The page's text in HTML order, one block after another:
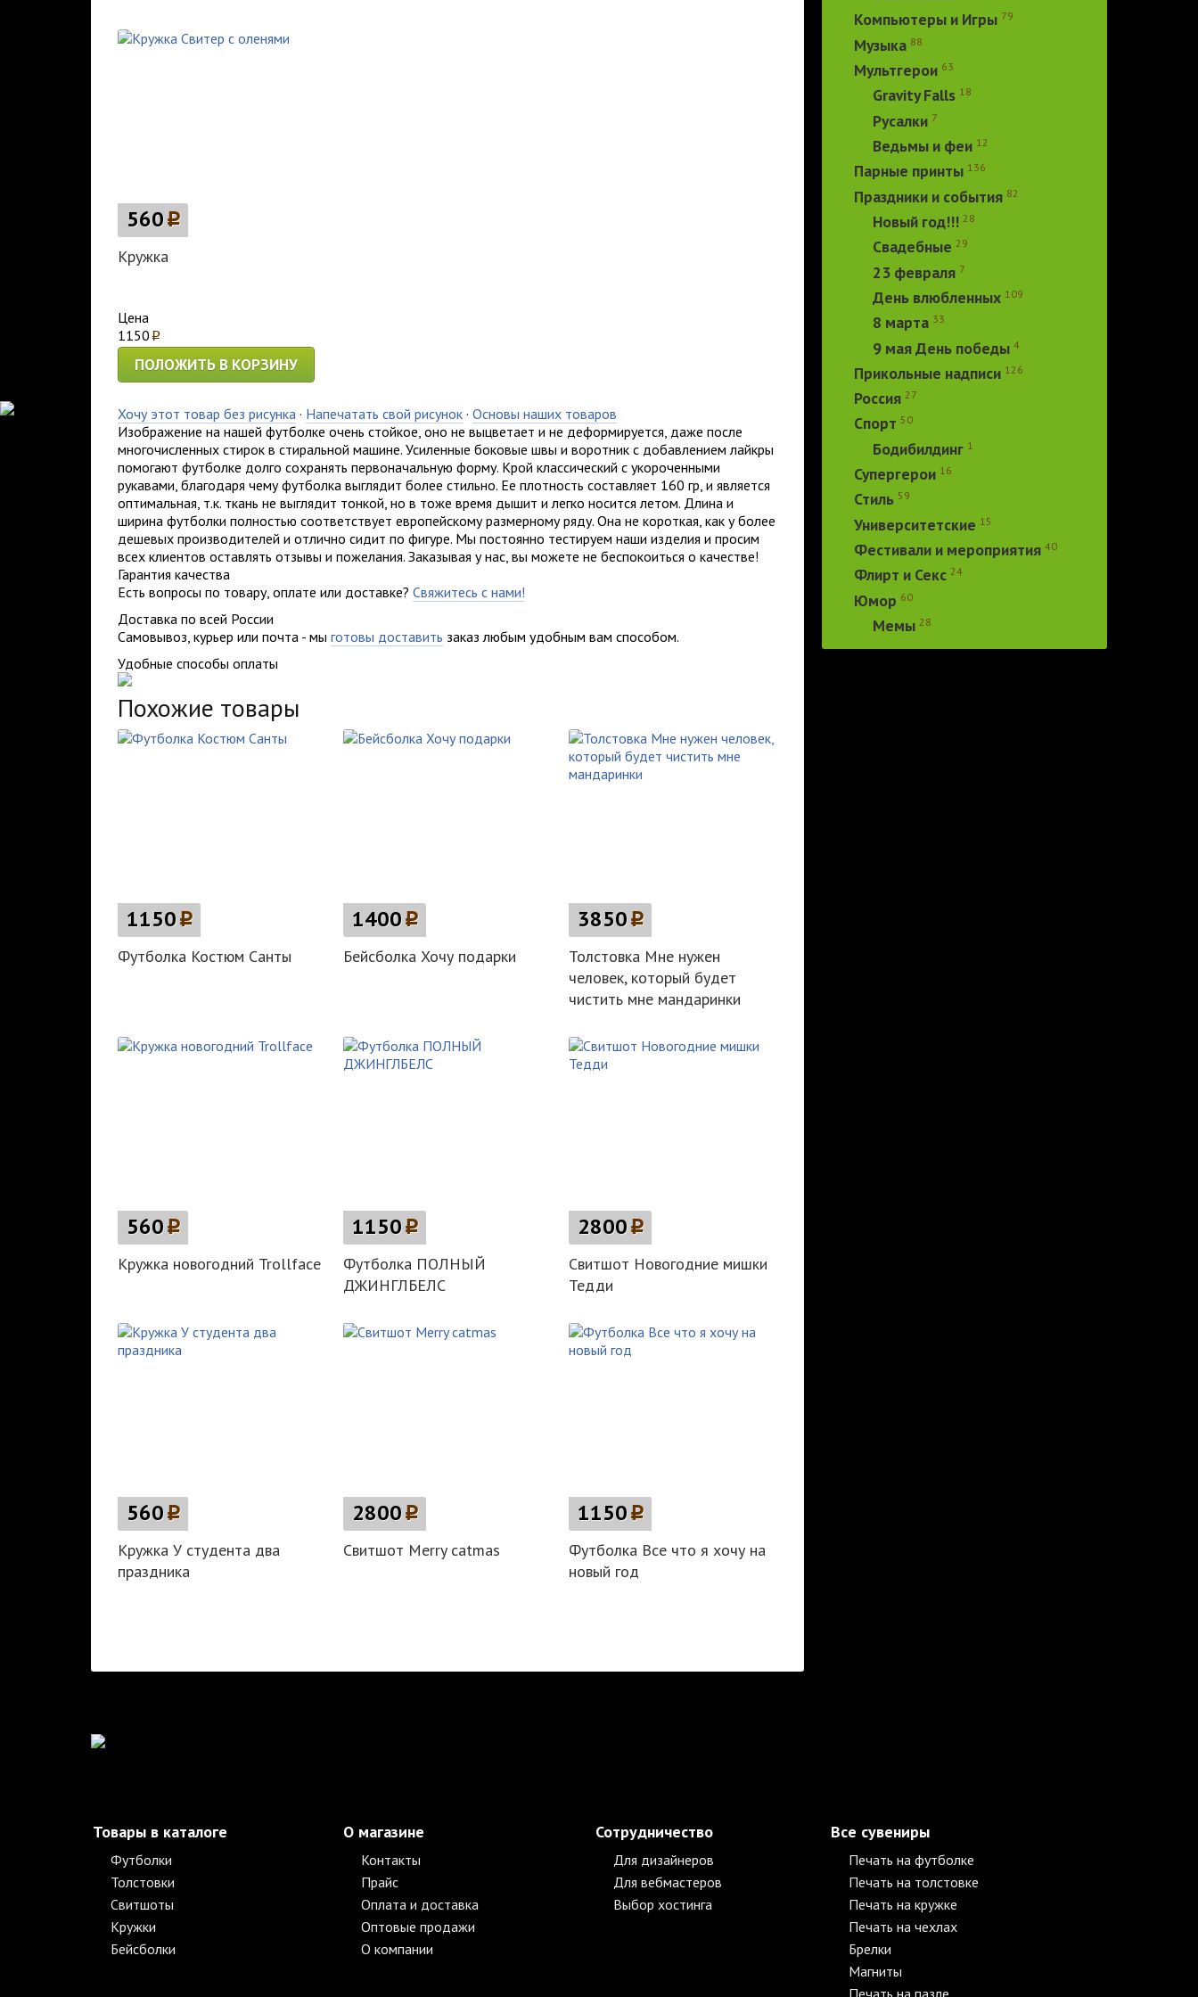
560p
Кружка
Цена
1150p
ПОЛОЖИТЬ В КОРЗИНУ
Хочу этот товар без рисунка · Напечатать свой рисунок · Основы наших товаров
Изображение на нашей футболке очень стойкое, оно не выцветает и не деформируется, даже после
многочисленных стирок в стиральной машине. Усиленные боковые швы и воротник с добавлением лайкры
помогают футболке долго сохранять первоначальную форму. Крой классический с укороченными
рукавами, благодаря чему футболка выглядит более стильно. Ее плотность составляет 160 гр, и является
оптимальная, т.к. ткань не выглядит тонкой, но в тоже время дышит и легко носится летом. Длина и
ширина футболки полностью соответствует европейскому размерному ряду. Она не короткая, как у более
дешевых производителей и отлично сидит по фигуре. Мы постоянно тестируем наши изделия и просим
всех клиентов оставлять отзывы и пожелания. Заказывая у нас, вы можете не беспокоиться о качестве!
Гарантия качества
Есть вопросы по товару, оплате или доставке? Свяжитесь с нами!
Доставка по всей России
Самовывоз, курьер или почта - мы готовы доставить заказ любым удобным вам способом.
Удобные способы оплаты
Похожие товары
1150p
Футболка Костюм Санты
1400p
Бейсболка Хочу подарки
3850p
Толстовка Мне нужен
человек, который будет
чистить мне мандаринки
560p
Кружка новогодний Trollface
1150p
Футболка ПОЛНЫЙ
ДЖИНГЛБЕЛС
2800p
Свитшот Новогодние мишки
Тедди
560p
Кружка У студента два
праздника
2800p
Свитшот Merry catmas
1150p
Футболка Все что я хочу на
новый год
Компьютеры и Игры 79
Музыка 88
Мультгерои 63
Gravity Falls 18
Русалки 7
Ведьмы и феи 12
Парные принты 136
Праздники и события 82
Новый год!!! 28
Свадебные 29
23 февраля 7
День влюбленных 109
8 марта 33
9 мая День победы 4
Прикольные надписи 126
Россия 27
Спорт 50
Бодибилдинг 1
Супергерои 16
Стиль 59
Университетские 15
Фестивали и мероприятия 40
Флирт и Секс 24
Юмор 60
Мемы 28
Товары в каталоге
Футболки
Толстовки
Свитшоты
Кружки
Бейсболки
О магазине
Контакты
Прайс
Оплата и доставка
Оптовые продажи
О компании
Сотрудничество
Для дизайнеров
Для вебмастеров
Выбор хостинга
Все сувениры
Печать на футболке
Печать на толстовке
Печать на кружке
Печать на чехлах
Брелки
Магниты
Печать на пазле